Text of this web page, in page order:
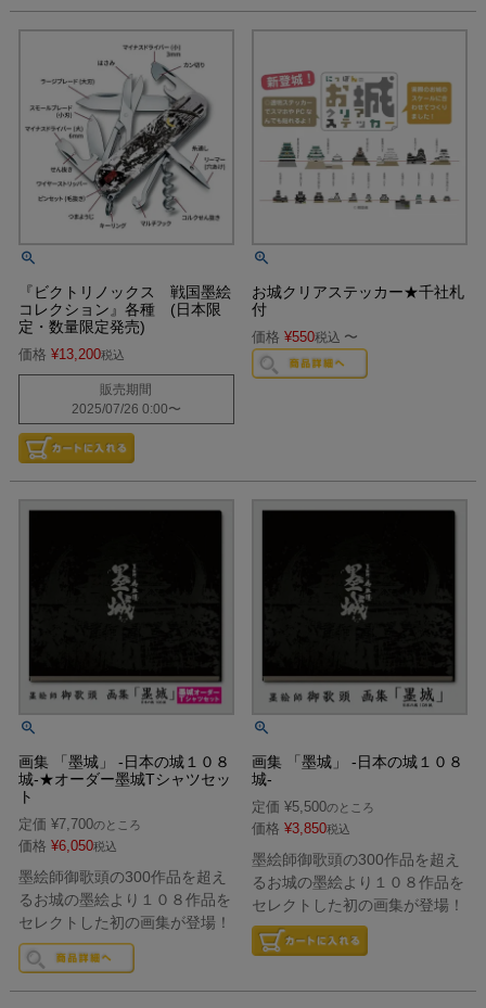
『ビクトリノックス 戦国墨絵
コレクション』各種 (日本限
定・数量限定発売)
価格 ¥13,200税込
販売期間
2025/07/26 0:00〜
お城クリアステッカー★千社札
付
価格 ¥550税込 〜
画集 「墨城」 ‐日本の城１０８
城‐★オーダー墨城Tシャツセッ
ト
定価 ¥7,700のところ
価格 ¥6,050税込
墨絵師御歌頭の300作品を超え
るお城の墨絵より１０８作品を
セレクトした初の画集が登場！
画集 「墨城」 ‐日本の城１０８
城‐
定価 ¥5,500のところ
価格 ¥3,850税込
墨絵師御歌頭の300作品を超え
るお城の墨絵より１０８作品を
セレクトした初の画集が登場！